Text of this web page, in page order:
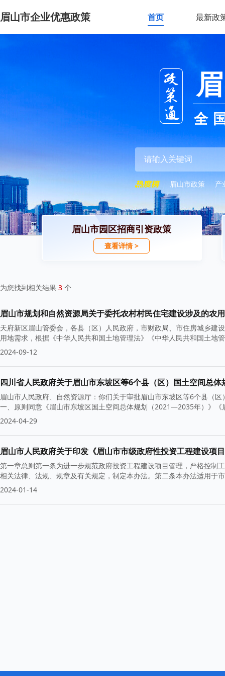
眉山市企业优惠政策 首页 最新政
全
眉山市政策 产
眉山市园区招商引资政策
查看详情 >
为您找到相关结果 3 个
眉山市规划和自然资源局关于委托农村村民住宅建设涉及的农
天府新区眉山管委会，各县（区）人民政府，市财政局、市住房城乡建
用地需求，根据《中华人民共和国土地管理法》《中华人民共和国土地
2024-09-12
四川省人民政府关于眉山市东坡区等6个县（区）国土空间总
眉山市人民政府、自然资源厅：你们关于审批眉山市东坡区等6个县（
一、原则同意《眉山市东坡区国土空间总体规划（2021—2035年）》
2024-04-29
眉山市人民政府关于印发《眉山市市级政府性投资工程建设项
第一章总则第一条为进一步规范政府投资工程建设项目管理，严格控制
相关法律、法规、规章及有关规定，制定本办法。第二条本办法适用于
2024-01-14